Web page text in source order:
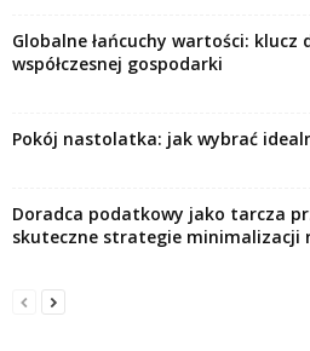
Globalne łańcuchy wartości: klucz
współczesnej gospodarki
Pokój nastolatka: jak wybrać
Doradca podatkowy jako tarcza
skuteczne strategie minimalizacji